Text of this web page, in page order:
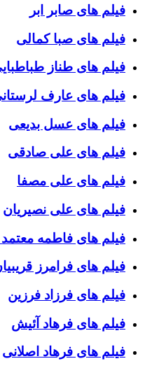
فیلم های صابر ابر
فیلم های صبا کمالی
فیلم های طناز
فیلم های عارف
فیلم های عسل بدیعی
فیلم های علی صادقی
فیلم های علی مصفا
فیلم های علی نصیریان
فیلم های فاطمه معتمد
فیلم های فرامرز
فیلم های فرزاد فرزین
فیلم های فرهاد آئیش
فیلم های فرهاد اصلانی